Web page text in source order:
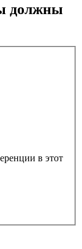
должны
в этот